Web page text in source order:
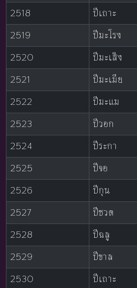
2518
ปีเถาะ
2519
ปีมะโรง
2520
ปีมะเส็ง
2521
ปีมะเมีย
2522
ปีมะแม
2523
ปีวอก
2524
ปีระกา
2525
ปีจอ
2526
ปีกุน
2527
ปีชวด
2528
ปีฉลู
2529
ปีขาล
2530
ปีเถาะ